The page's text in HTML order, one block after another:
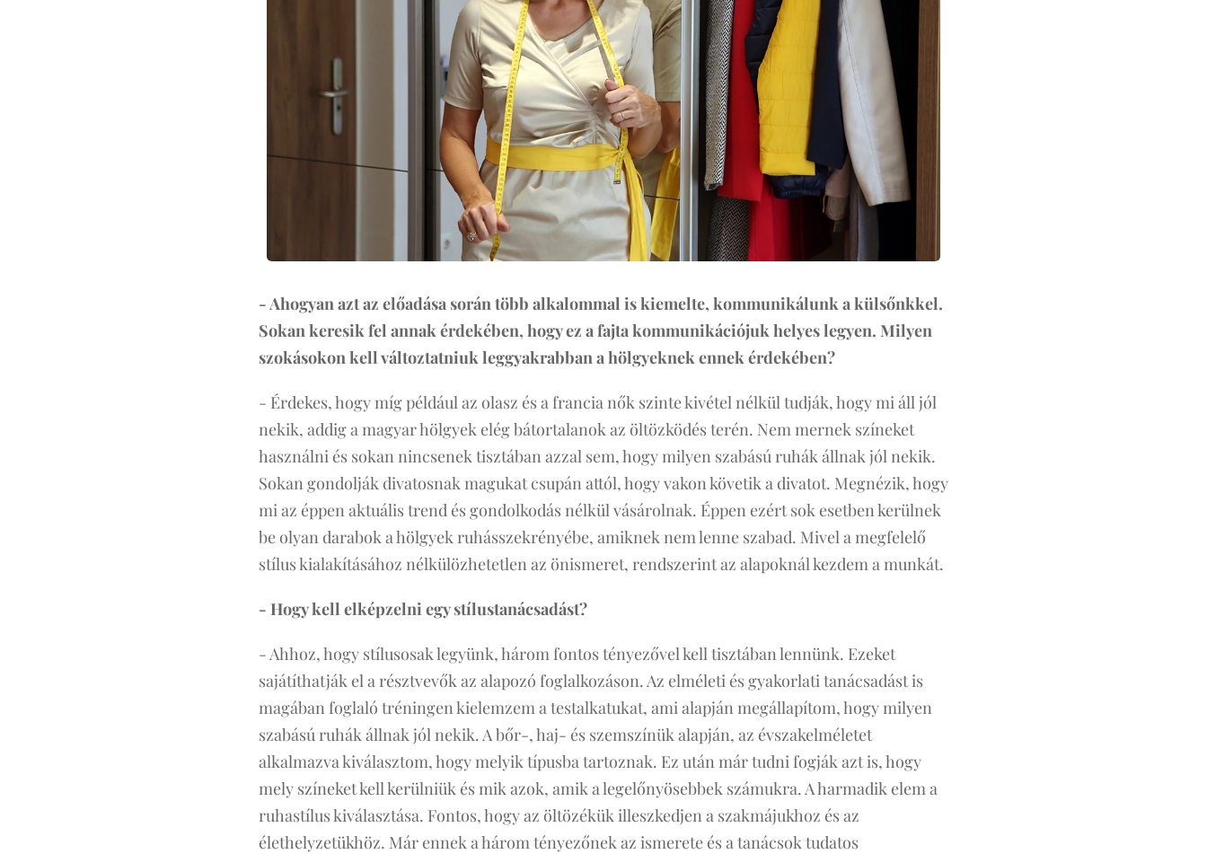
- Ahogyan azt az előadása során több alkalommal is kiemelte, kommunikálunk a külsőnkkel.
Sokan keresik fel annak érdekében, hogy ez a fajta kommunikációjuk helyes legyen. Milyen
szokásokon kell változtatniuk leggyakrabban a hölgyeknek ennek érdekében?
- Érdekes, hogy míg például az olasz és a francia nők szinte kivétel nélkül tudják, hogy mi áll jól
nekik, addig a magyar hölgyek elég bátortalanok az öltözködés terén. Nem mernek színeket
használni és sokan nincsenek tisztában azzal sem, hogy milyen szabású ruhák állnak jól nekik.
Sokan gondolják divatosnak magukat csupán attól, hogy vakon követik a divatot. Megnézik, hogy
mi az éppen aktuális trend és gondolkodás nélkül vásárolnak. Éppen ezért sok esetben kerülnek
be olyan darabok a hölgyek ruhásszekrényébe, amiknek nem lenne szabad. Mivel a megfelelő
stílus kialakításához nélkülözhetetlen az önismeret, rendszerint az alapoknál kezdem a munkát.
- Hogy kell elképzelni egy stílustanácsadást?
- Ahhoz, hogy stílusosak legyünk, három fontos tényezővel kell tisztában lennünk. Ezeket
sajátíthatják el a résztvevők az alapozó foglalkozáson. Az elméleti és gyakorlati tanácsadást is
magában foglaló tréningen kielemzem a testalkatukat, ami alapján megállapítom, hogy milyen
szabású ruhák állnak jól nekik. A bőr-, haj- és szemszínük alapján, az évszakelméletet
alkalmazva kiválasztom, hogy melyik típusba tartoznak. Ez után már tudni fogják azt is, hogy
mely színeket kell kerülniük és mik azok, amik a legelőnyösebbek számukra. A harmadik elem a
ruhastílus kiválasztása. Fontos, hogy az öltözékük illeszkedjen a szakmájukhoz és az
élethelyzetükhöz. Már ennek a három tényezőnek az ismerete és a tanácsok tudatos